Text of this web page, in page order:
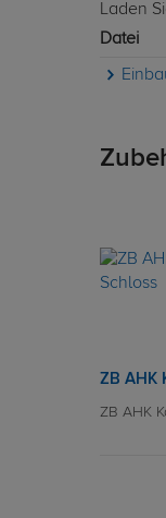
Laden
Datei
ZB AHK
ZB AHK